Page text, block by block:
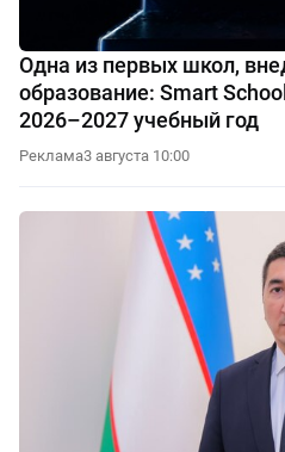
Одна из первых школ,
образование: Smart
2026–2027 учебный год
Реклама3 августа 10:00